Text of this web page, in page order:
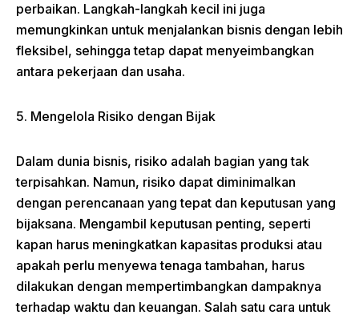
perbaikan. Langkah-langkah kecil ini juga
memungkinkan untuk menjalankan bisnis dengan lebih
fleksibel, sehingga tetap dapat menyeimbangkan
antara pekerjaan dan usaha.
5. Mengelola Risiko dengan Bijak
Dalam dunia bisnis, risiko adalah bagian yang tak
terpisahkan. Namun, risiko dapat diminimalkan
dengan perencanaan yang tepat dan keputusan yang
bijaksana. Mengambil keputusan penting, seperti
kapan harus meningkatkan kapasitas produksi atau
apakah perlu menyewa tenaga tambahan, harus
dilakukan dengan mempertimbangkan dampaknya
terhadap waktu dan keuangan. Salah satu cara untuk